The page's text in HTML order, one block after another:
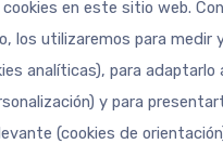
en este sitio web.
los utilizaremos para medir
analíticas), para
y para
(cookies de